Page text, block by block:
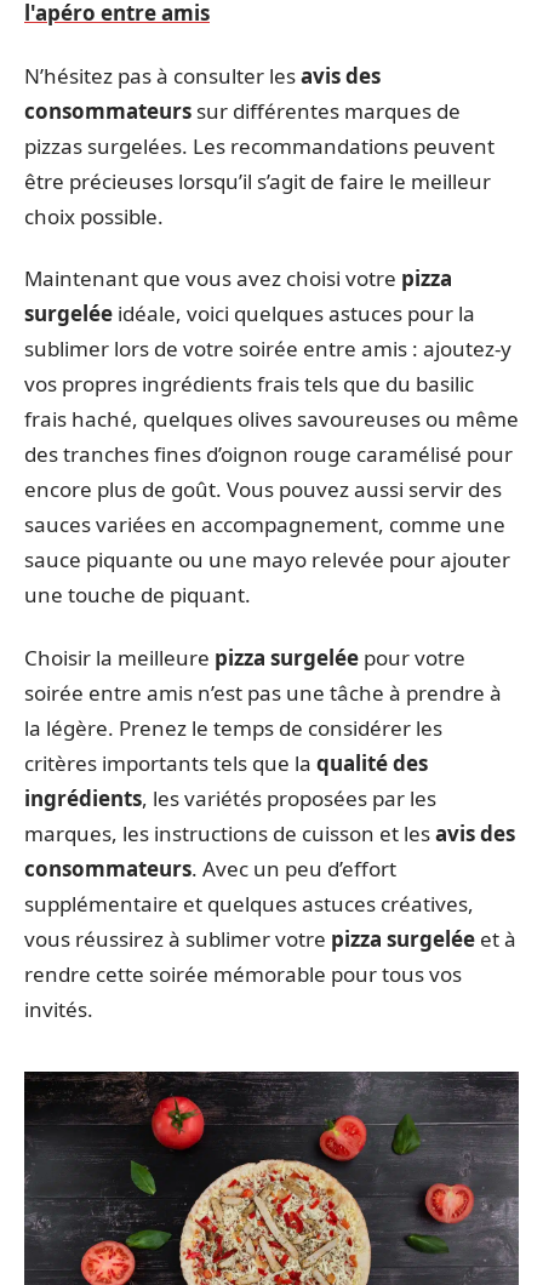
l'apéro entre amis
N’hésitez pas à consulter lesavis des
consommateurs sur différentes marques de
pizzas surgelées. Les recommandations peuvent
être précieuses lorsqu’il s’agit de faire le meilleur
choix possible.
Maintenant que vous avez choisi votre pizza
surgelée idéale, voici quelques astuces pour la
sublimer lors de votre soirée entre amis : ajoutez-y
vos propres ingrédients frais tels que du basilic
frais haché, quelques olives savoureuses ou même
des tranches fines d’oignon rouge caramélisé pour
encore plus de goût. Vous pouvez aussi servir des
sauces variées en accompagnement, comme une
sauce piquante ou une mayo relevée pour ajouter
une touche de piquant.
Choisir la meilleure pizza surgelée pour votre
soirée entre amis n’est pas une tâche à prendre à
la légère. Prenez le temps de considérer les
critères importants tels que la qualité des
ingrédients, les variétés proposées par les
marques, les instructions de cuisson et lesavis des
consommateurs. Avec un peu d’effort
supplémentaire et quelques astuces créatives,
vous réussirez à sublimer votre pizza surgelée et à
rendre cette soirée mémorable pour tous vos
invités.